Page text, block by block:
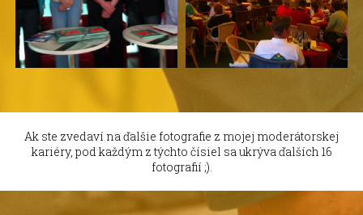
Ak ste zvedaví na ďalšie fotografie z mojej moderátorskej
kariéry, pod každým z týchto čísiel sa ukrýva ďalších 16
fotografií ;).